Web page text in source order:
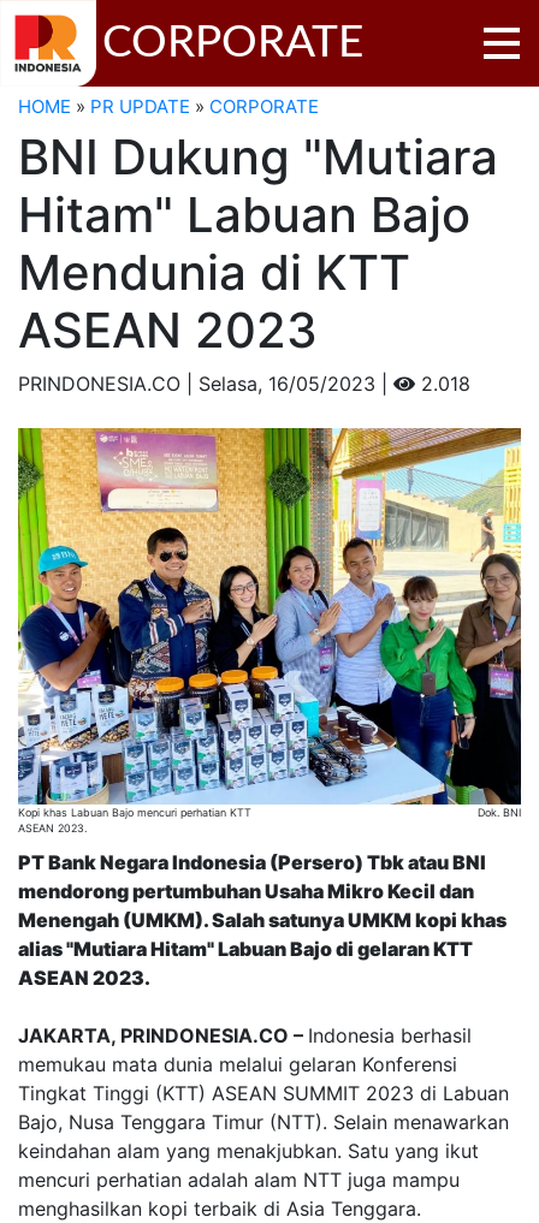
CORPORATE
HOME » PR UPDATE » CORPORATE
BNI Dukung "Mutiara
Hitam" Labuan Bajo
Mendunia di KTT
ASEAN 2023
PRINDONESIA.CO | Selasa, 16/05/2023 | 2.018
Kopi khas Labuan Bajo mencuri perhatian KTT
ASEAN 2023.
Dok. BNI
PT Bank Negara Indonesia (Persero) Tbk atau BNI
mendorong pertumbuhan Usaha Mikro Kecil dan
Menengah (UMKM). Salah satunya UMKM kopi khas
alias "Mutiara Hitam" Labuan Bajo di gelaran KTT
ASEAN 2023.
JAKARTA, PRINDONESIA.CO – Indonesia berhasil
memukau mata dunia melalui gelaran Konferensi
Tingkat Tinggi (KTT) ASEAN SUMMIT 2023 di Labuan
Bajo, Nusa Tenggara Timur (NTT). Selain menawarkan
keindahan alam yang menakjubkan. Satu yang ikut
mencuri perhatian adalah alam NTT juga mampu
menghasilkan kopi terbaik di Asia Tenggara.